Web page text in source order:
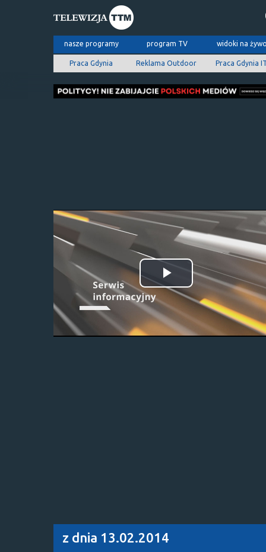
nasze programy program TV widoki na
Praca Gdynia Reklama Outdoor Praca Gdynia
Odtwórz
wideo
z dnia 13.02.2014